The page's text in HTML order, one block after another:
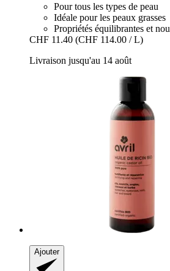
Pour tous les types de peau
Idéale pour les peaux grasses
Propriétés équilibrantes et
CHF 11.40 (CHF 114.00 / L)
Livraison jusqu'au 14 août
Ajouter